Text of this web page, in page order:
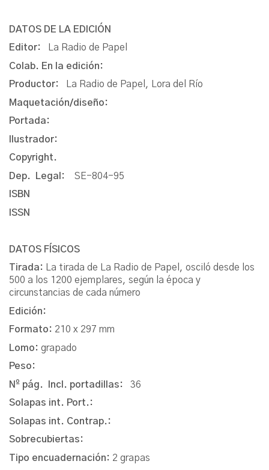
DATOS DE LA EDICIÓN
Editor:
La Radio de Papel
Colab. En la edición:
Productor:
La Radio de Papel, Lora del Río
Maquetación/diseño:
Portada:
Ilustrador:
Copyright.
Dep. Legal: SE-804-95
ISBN
ISSN
DATOS FÍSICOS
Tirada: La tirada de La Radio de Papel, osciló desde los
500 a los 1200 ejemplares, según la época y
circunstancias de cada número
Edición:
Formato: 210 x 297 mm
Lomo: grapado
Peso:
Nº pág. Incl. portadillas: 36
Solapas int. Port.:
Solapas int. Contrap.:
Sobrecubiertas:
Tipo encuadernación: 2 grapas